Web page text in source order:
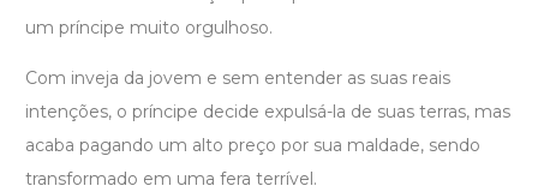
um príncipe muito orgulhoso.
Com inveja da jovem e sem entender as suas reais
intenções, o príncipe decide expulsá-la de suas terras, mas
acaba pagando um alto preço por sua maldade, sendo
transformado em uma fera terrível.